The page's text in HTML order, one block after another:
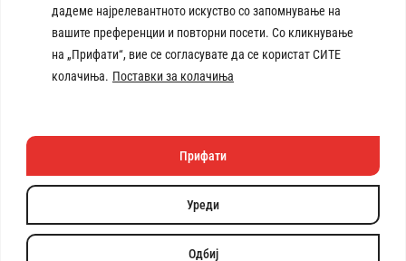
дадеме најрелевантното искуство со запомнување на
вашите преференции и повторни посети. Со кликнување
на „Прифати“, вие се согласувате да се користат СИТЕ
колачиња. Поставки за колачиња
Уреди
Одбиј
Прифати
Панорама град Демир Хисар
Техничката изработка
на веб
Copyright © 2026 Општина Демир Хисар. Сите права се
задржани. | Developed by: